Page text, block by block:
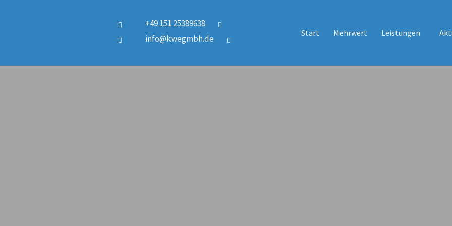
+49 151 25389638
info@kwegmbh.de
Start Mehrwert Leistungen